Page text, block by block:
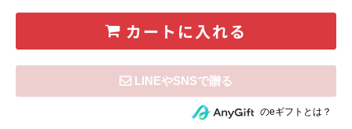
カートに入れる
住所を知らない相手にeギフトで贈るのeギフトとは？